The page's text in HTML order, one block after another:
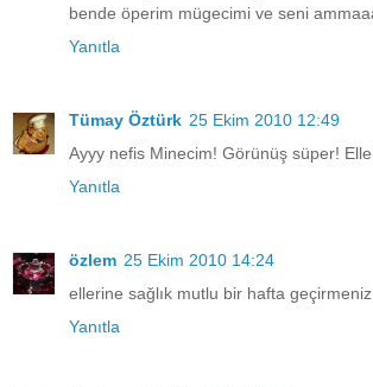
bende öperim mügecimi ve seni
Yanıtla
Tümay Öztürk 25 Ekim 2010 12:49
Ayyy nefis Minecim! Görünüş süper!
Yanıtla
özlem 25 Ekim 2010 14:24
ellerine sağlık mutlu bir hafta geçirmeniz
Yanıtla